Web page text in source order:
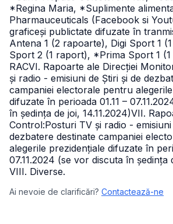
*Regina Maria, *Suplimente
Pharmauceuticals (Facebook si
graficeși publictate difuzate în
Antena 1 (2 rapoarte), Digi Sport 1
Sport 2 (1 raport), *Prima Sport 1
RACVI. Rapoarte ale Direcției
și radio - emisiuni de Știri și de
campaniei electorale pentru
difuzate în perioada 01.11 –
în ședința de joi, 14.11.2024)VII.
Control:Posturi TV și radio - emisiuni
dezbatere destinate campaniei
alegerile prezidențiale difuzate în
07.11.2024 (se vor discuta în ședința
VIII. Diverse.
Ai nevoie de clarificări? Contactează-ne